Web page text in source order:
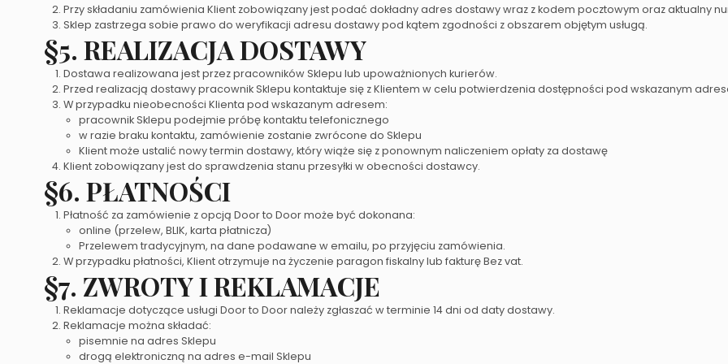
Przy składaniu zamówienia Klient zobowiązany jest podać dokładny adres dostawy wraz z kodem pocztowym oraz aktualny
Sklep zastrzega sobie prawo do weryfikacji adresu dostawy pod kątem zgodności z obszarem objętym usługą.
§5. REALIZACJA DOSTAWY
Dostawa realizowana jest przez pracowników Sklepu lub upoważnionych kurierów.
Przed realizacją dostawy pracownik Sklepu kontaktuje się z Klientem w celu potwierdzenia dostępności pod wskazanym
W przypadku nieobecności Klienta pod wskazanym adresem:
pracownik Sklepu podejmie próbę kontaktu telefonicznego
w razie braku kontaktu, zamówienie zostanie zwrócone do Sklepu
Klient może ustalić nowy termin dostawy, który wiąże się z ponownym naliczeniem opłaty za dostawę
Klient zobowiązany jest do sprawdzenia stanu przesyłki w obecności dostawcy.
§6. PŁATNOŚCI
Płatność za zamówienie z opcją Door to Door może być dokonana:
online (przelew, BLIK, karta płatnicza)
Przelewem tradycyjnym, na dane podawane w emailu, po przyjęciu zamówienia.
W przypadku płatności, Klient otrzymuje na życzenie paragon fiskalny lub fakturę Bez vat.
§7. ZWROTY I REKLAMACJE
Reklamacje dotyczące usługi Door to Door należy zgłaszać w terminie 14 dni od daty dostawy.
Reklamacje można składać:
pisemnie na adres Sklepu
drogą elektroniczną na adres e-mail Sklepu